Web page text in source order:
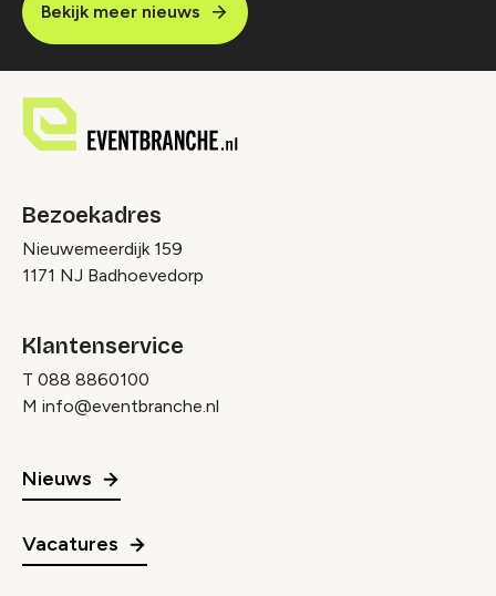
Bekijk meer nieuws
Bezoekadres
Nieuwemeerdijk 159
1171 NJ Badhoevedorp
Klantenservice
T 088 8860100
M info@eventbranche.nl
Nieuws
Vacatures